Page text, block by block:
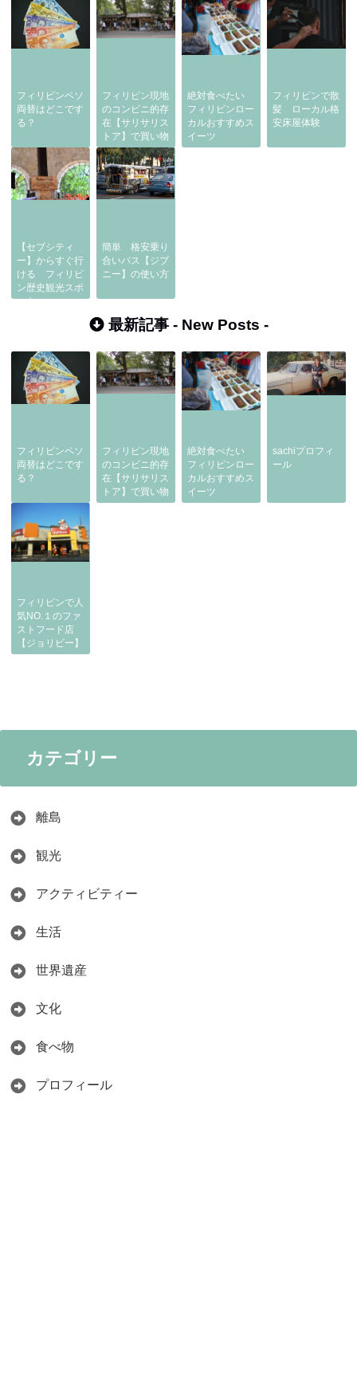
フィリピンペソ
両替はどこです
る？
フィリピン現地
のコンビニ的存
在【サリサリス
トア】で買い物
絶対食べたい
フィリピンロー
カルおすすめス
イーツ
フィリピンで散
髪 ローカル格
安床屋体験
【セブシティ
ー】からすぐ行
ける フィリピ
ン歴史観光スポ
ット
簡単 格安乗り
合いバス【ジプ
ニー】の使い方
最新記事 - New Posts -
フィリピンペソ
両替はどこです
る？
フィリピン現地
のコンビニ的存
在【サリサリス
トア】で買い物
絶対食べたい
フィリピンロー
カルおすすめス
イーツ
sachiプロフィ
ール
フィリピンで人
気NO.１のファ
ストフード店
【ジョリビー】
カテゴリー
離島
観光
アクティビティー
生活
世界遺産
文化
食べ物
プロフィール